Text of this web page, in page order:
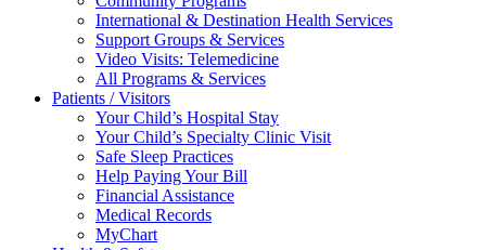
International & Destination Health Services
Support Groups & Services
Video Visits: Telemedicine
All Programs & Services
Patients / Visitors
Your Child’s Hospital Stay
Your Child’s Specialty Clinic Visit
Safe Sleep Practices
Help Paying Your Bill
Financial Assistance
Medical Records
MyChart